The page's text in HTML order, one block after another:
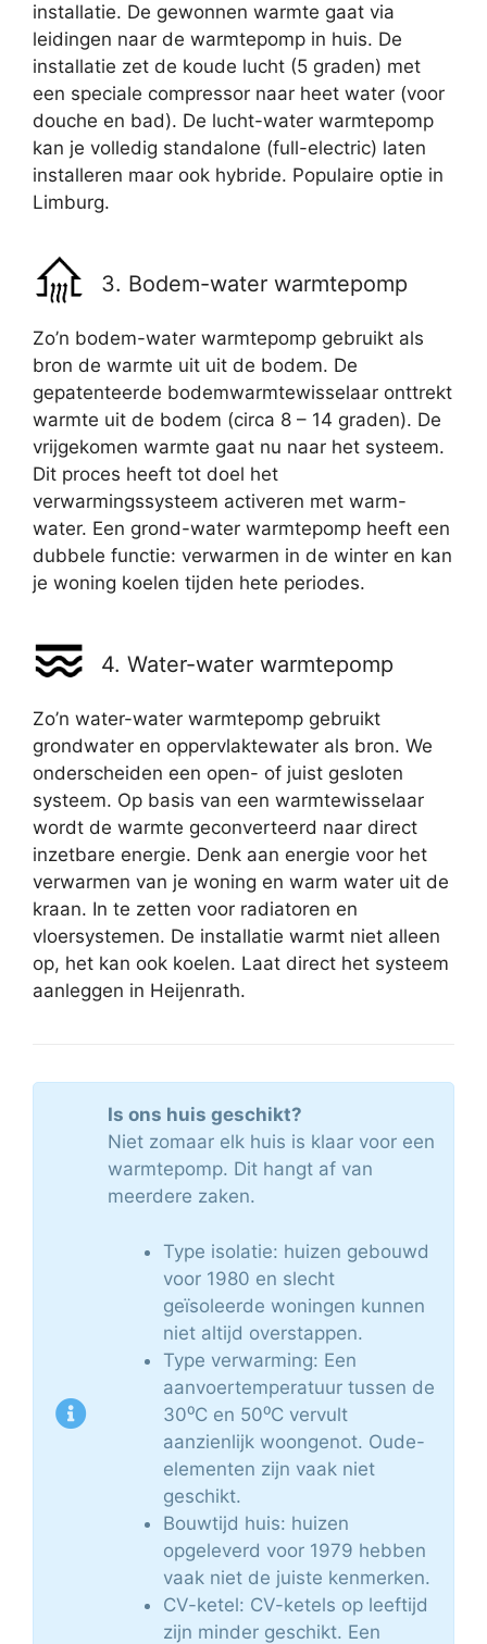
installatie. De gewonnen warmte gaat via
leidingen naar de warmtepomp in huis. De
installatie zet de koude lucht (5 graden) met
een speciale compressor naar heet water (voor
douche en bad). De lucht-water warmtepomp
kan je volledig standalone (full-electric) laten
installeren maar ook hybride. Populaire optie in
Limburg.
3. Bodem-water warmtepomp
Zo’n bodem-water warmtepomp gebruikt als
bron de warmte uit uit de bodem. De
gepatenteerde bodemwarmtewisselaar onttrekt
warmte uit de bodem (circa 8 – 14 graden). De
vrijgekomen warmte gaat nu naar het systeem.
Dit proces heeft tot doel het
verwarmingssysteem activeren met warm-
water. Een grond-water warmtepomp heeft een
dubbele functie: verwarmen in de winter en kan
je woning koelen tijden hete periodes.
4. Water-water warmtepomp
Zo’n water-water warmtepomp gebruikt
grondwater en oppervlaktewater als bron. We
onderscheiden een open- of juist gesloten
systeem. Op basis van een warmtewisselaar
wordt de warmte geconverteerd naar direct
inzetbare energie. Denk aan energie voor het
verwarmen van je woning en warm water uit de
kraan. In te zetten voor radiatoren en
vloersystemen. De installatie warmt niet alleen
op, het kan ook koelen. Laat direct het systeem
aanleggen in Heijenrath.
Is ons huis geschikt?
Niet zomaar elk huis is klaar voor een
warmtepomp. Dit hangt af van
meerdere zaken.
Type isolatie: huizen gebouwd
voor 1980 en slecht
geïsoleerde woningen kunnen
niet altijd overstappen.
Type verwarming: Een
aanvoertemperatuur tussen de
30⁰C en 50⁰C vervult
aanzienlijk woongenot. Oude-
elementen zijn vaak niet
geschikt.
Bouwtijd huis: huizen
opgeleverd voor 1979 hebben
vaak niet de juiste kenmerken.
CV-ketel: CV-ketels op leeftijd
zijn minder geschikt. Een